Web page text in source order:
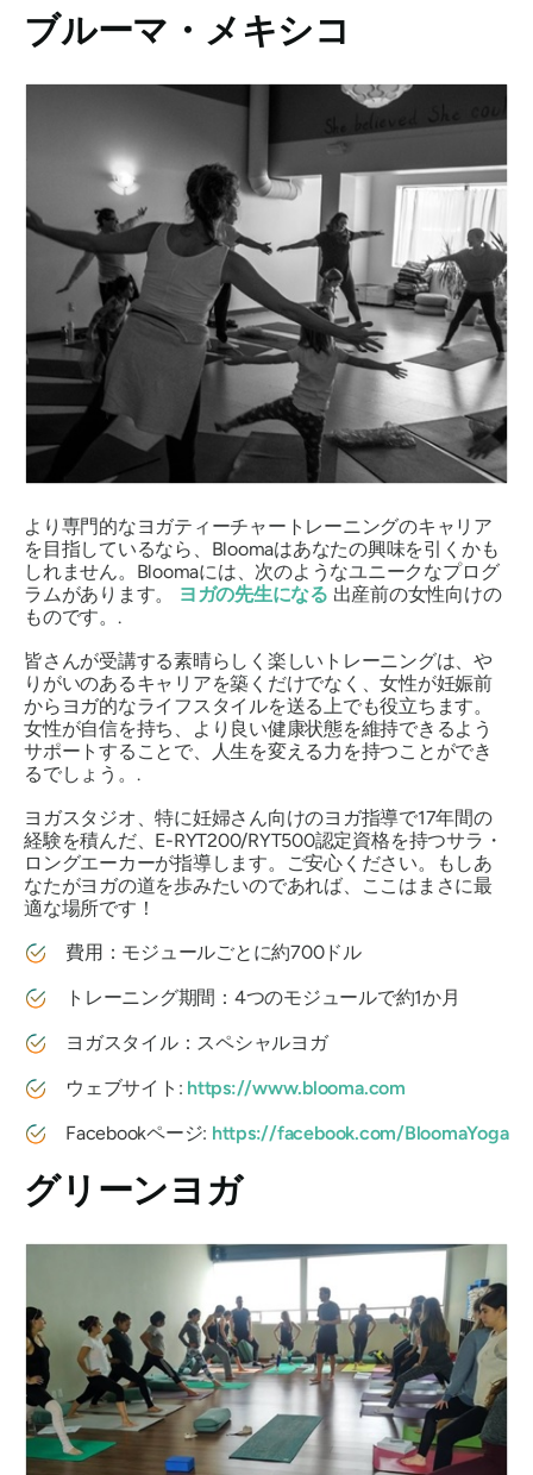
ブルーマ・メキシコ
より専門的なヨガティーチャートレーニングのキャリア
を目指しているなら、Bloomaはあなたの興味を引くかも
しれません。Bloomaには、次のようなユニークなプログ
ラムがあります。
ヨガの先生になる 出産前の女性向けの
ものです。.
皆さんが受講する素晴らしく楽しいトレーニングは、や
りがいのあるキャリアを築くだけでなく、女性が妊娠前
からヨガ的なライフスタイルを送る上でも役立ちます。
女性が自信を持ち、より良い健康状態を維持できるよう
サポートすることで、人生を変える力を持つことができ
るでしょう。.
ヨガスタジオ、特に妊婦さん向けのヨガ指導で17年間の
経験を積んだ、E-RYT200/RYT500認定資格を持つサラ・
ロングエーカーが指導します。ご安心ください。もしあ
なたがヨガの道を歩みたいのであれば、ここはまさに最
適な場所です！
費用：モジュールごとに約700ドル
トレーニング期間：4つのモジュールで約1か月
ヨガスタイル：スペシャルヨガ
ウェブサイト: https://www.blooma.com
Facebookページ: https://facebook.com/BloomaYoga
グリーンヨガ